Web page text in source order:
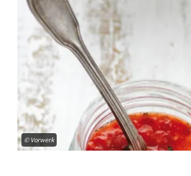
© Vorwerk